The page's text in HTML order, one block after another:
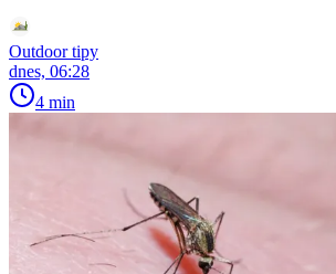
Outdoor tipy
dnes, 06:28
4 min